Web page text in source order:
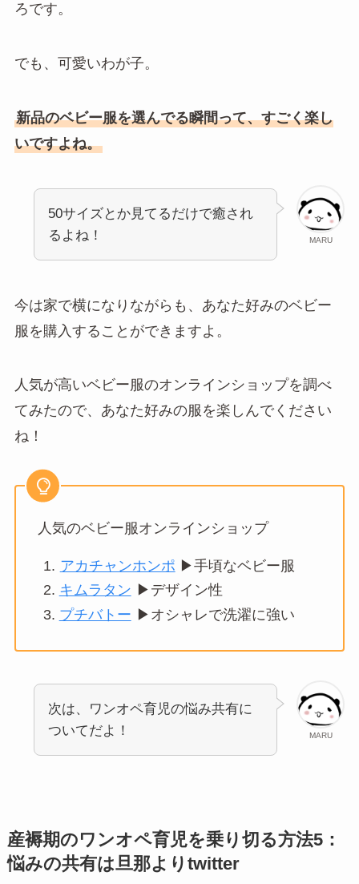
ろです。
でも、可愛いわが子。
新品のベビー服を選んでる瞬間って、すごく楽し
いですよね。
MARU
50サイズとか見てるだけで癒され
るよね！
今は家で横になりながらも、あなた好みのベビー
服を購入することができますよ。
人気が高いベビー服のオンラインショップを調べ
てみたので、あなた好みの服を楽しんでください
ね！
人気のベビー服オンラインショップ
アカチャンホンポ ▶︎手頃なベビー服
キムラタン ▶︎デザイン性
プチバトー ▶︎オシャレで洗濯に強い
MARU
次は、ワンオペ育児の悩み共有に
ついてだよ！
産褥期のワンオペ育児を乗り切る方法5：
悩みの共有は旦那よりtwitter